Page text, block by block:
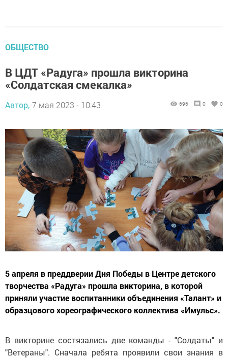
ОБЩЕСТВО
В ЦДТ «Радуга» прошла викторина
«Солдатская смекалка»
Автор, 7 мая 2023 - 10:43 696 0 0
5 апреля в преддверии Дня Победы в Центре детского
творчества «Радуга» прошла викторина, в которой
приняли участие воспитанники объединения «Талант» и
образцового хореографического коллектива «Имульс».
В викторине состязались две команды - "Солдаты" и
"Ветераны". Сначала ребята проявили свои знания в